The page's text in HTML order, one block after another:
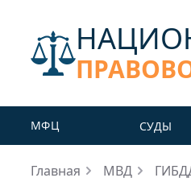
МФЦ СУДЫ
Главная МВД